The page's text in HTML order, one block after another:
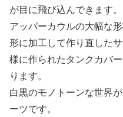
が目に飛び込んできます。
アッパーカウルの大幅な
形に加工して作り直した
様に作られたタンクカバ
ります。
白黒のモノトーンな世界
ーツです。